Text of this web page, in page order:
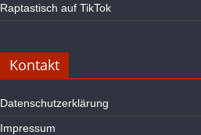
Raptastisch auf TikTok
Kontakt
Datenschutzerklärung
Impressum